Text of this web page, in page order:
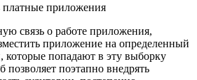
связь о работе приложения,
приложение на определенный
которые попадают в эту выборку
позволяет поэтапно внедрять